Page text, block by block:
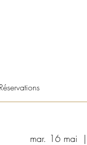
Réservations
mar. 16 mai
  |